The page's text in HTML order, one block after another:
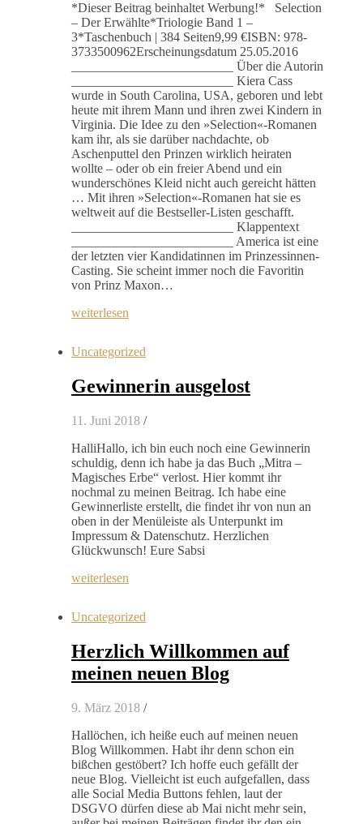
*Dieser Beitrag beinhaltet Werbung!* Selection
– Der Erwählte*Triologie Band 1 –
3*Taschenbuch | 384 Seiten9,99 €ISBN: 978-
3733500962Erscheinungsdatum 25.05.2016
_________________________ Über die Autorin
_________________________ Kiera Cass
wurde in South Carolina, USA, geboren und lebt
heute mit ihrem Mann und ihren zwei Kindern in
Virginia. Die Idee zu den »Selection«-Romanen
kam ihr, als sie darüber nachdachte, ob
Aschenputtel den Prinzen wirklich heiraten
wollte – oder ob ein freier Abend und ein
wunderschönes Kleid nicht auch gereicht hätten
… Mit ihren »Selection«-Romanen hat sie es
weltweit auf die Bestseller-Listen geschafft.
_________________________ Klappentext
_________________________ America ist eine
der letzten vier Kandidatinnen im Prinzessinnen-
Casting. Sie scheint immer noch die Favoritin
von Prinz Maxon…
weiterlesen
Uncategorized
Gewinnerin ausgelost
11. Juni 2018 /
HalliHallo, ich bin euch noch eine Gewinnerin
schuldig, denn ich habe ja das Buch „Mitra –
Magisches Erbe“ verlost. Hier kommt ihr
nochmal zu meinen Beitrag. Ich habe eine
Gewinnerliste erstellt, die findet ihr von nun an
oben in der Menüleiste als Unterpunkt im
Impressum & Datenschutz. Herzlichen
Glückwunsch! Eure Sabsi
weiterlesen
Uncategorized
Herzlich Willkommen auf
meinen neuen Blog
9. März 2018 /
Hallöchen, ich heiße euch auf meinen neuen
Blog Willkommen. Habt ihr denn schon ein
bißchen gestöbert? Ich hoffe euch gefällt der
neue Blog. Vielleicht ist euch aufgefallen, dass
alle Social Media Buttons fehlen, laut der
DSGVO dürfen diese ab Mai nicht mehr sein,